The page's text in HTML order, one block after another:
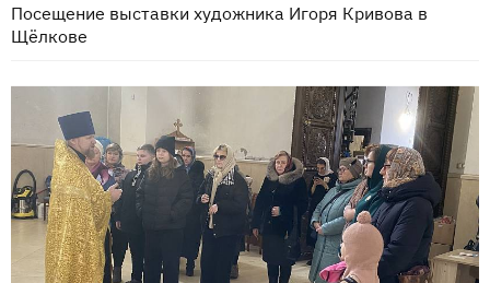
Посещение выставки художника Игоря Кривова в
Щёлкове